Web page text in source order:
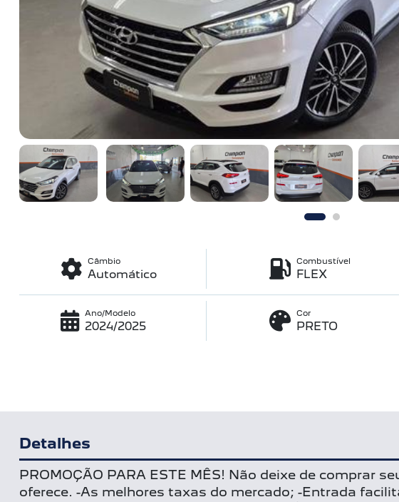
Câmbio
Automático
Combustível
FLEX
Ano/Modelo
2024/2025
Cor
PRETO
Detalhes
PROMOÇÃO PARA ESTE MÊS! Não deixe de comprar
oferece. -As melhores taxas do mercado; -Entrada